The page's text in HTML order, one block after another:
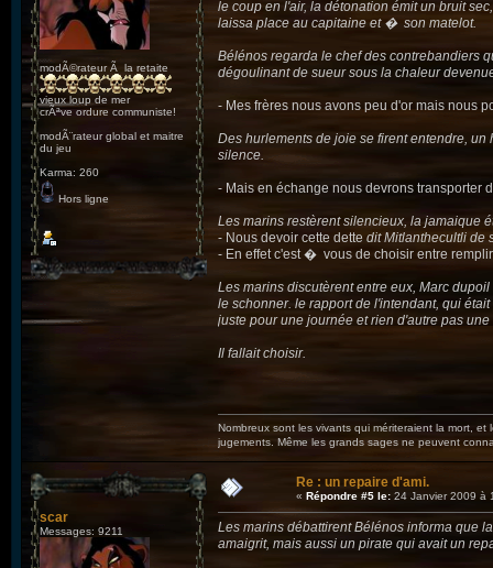
modÃ©rateur Ã la retaite
vieux loup de mer
crÃªve ordure communiste!
modÃ¨rateur global et maitre
du jeu
Karma: 260
Hors ligne
le coup en l'air, la détonation émit un bruit
laissa place au capitaine et � son matelot.
Bélénos regarda le chef des contrebandiers
dégoulinant de sueur sous la chaleur
- Mes frères nous avons peu d'or mais nous
Des hurlements de joie se firent entendre,
silence.
- Mais en échange nous devrons
Les marins restèrent silencieux, la jamaique
- Nous devoir cette dette dit Mitlanthecultli de
- En effet c'est � vous de choisir entre
Les marins discutèrent entre eux, Marc
le schonner. le rapport de l'intendant, qui
juste pour une journée et rien d'autre pas
Il fallait choisir.
Nombreux sont les vivants qui mériteraient la mort,
jugements. Même les grands sages ne peuvent
scar
Messages: 9211
Re : un repaire d'ami.
« Répondre #5 le: 24 Janvier 2009 à
Les marins débattirent Bélénos informa que
amaigrit, mais aussi un pirate qui avait un